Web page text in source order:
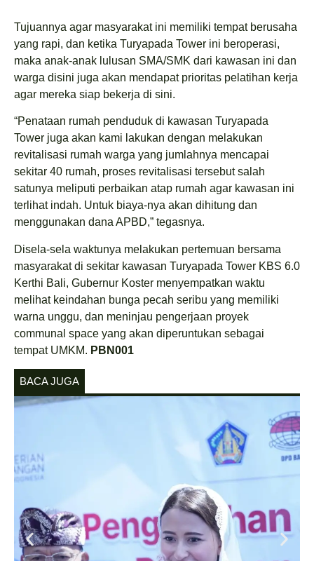
Tujuannya agar masyarakat ini memiliki tempat berusaha
yang rapi, dan ketika Turyapada Tower ini beroperasi,
maka anak-anak lulusan SMA/SMK dari kawasan ini dan
warga disini juga akan mendapat prioritas pelatihan kerja
agar mereka siap bekerja di sini.
“Penataan rumah penduduk di kawasan Turyapada
Tower juga akan kami lakukan dengan melakukan
revitalisasi rumah warga yang jumlahnya mencapai
sekitar 40 rumah, proses revitalisasi tersebut salah
satunya meliputi perbaikan atap rumah agar kawasan ini
terlihat indah. Untuk biaya-nya akan dihitung dan
menggunakan dana APBD,” tegasnya.
Disela-sela waktunya melakukan pertemuan bersama
masyarakat di sekitar kawasan Turyapada Tower KBS 6.0
Kerthi Bali, Gubernur Koster menyempatkan waktu
melihat keindahan bunga pecah seribu yang memiliki
warna unggu, dan meninjau pengerjaan proyek
communal space yang akan diperuntukan sebagai
tempat UMKM. PBN001
BACA JUGA